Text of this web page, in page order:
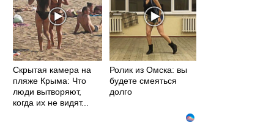
Скрытая камера на
пляже Крыма: Что
люди вытворяют,
когда их не видят...
Ролик из Омска: вы
будете смеяться
долго